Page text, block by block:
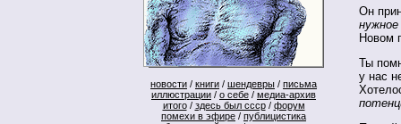
новости / книги / шендевры / письма
иллюстрации / о себе / медиа-архив
итого/ здесь был ссср/ форум
помехи в эфире / публицистика
Он
нужное
Новом
Ты
у нас